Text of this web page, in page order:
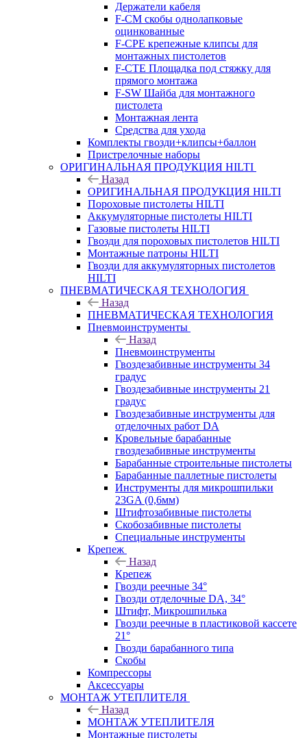
Держатели кабеля
F-CM скобы однолапковые
оцинкованные
F-CPE крепежные клипсы для
монтажных пистолетов
F-CTE Площадка под стяжку для
прямого монтажа
F-SW Шайба для монтажного
пистолета
Монтажная лента
Средства для ухода
Комплекты гвозди+клипсы+баллон
Пристрелочные наборы
ОРИГИНАЛЬНАЯ ПРОДУКЦИЯ HILTI
Назад
ОРИГИНАЛЬНАЯ ПРОДУКЦИЯ HILTI
Пороховые пистолеты HILTI
Аккумуляторные пистолеты HILTI
Газовые пистолеты HILTI
Гвозди для пороховых пистолетов HILTI
Монтажные патроны HILTI
Гвозди для аккумуляторных пистолетов
HILTI
ПНЕВМАТИЧЕСКАЯ ТЕХНОЛОГИЯ
Назад
ПНЕВМАТИЧЕСКАЯ ТЕХНОЛОГИЯ
Пневмоинструменты
Назад
Пневмоинструменты
Гвоздезабивные инструменты 34
градус
Гвоздезабивные инструменты 21
градус
Гвоздезабивные инструменты для
отделочных работ DA
Кровельные барабанные
гвоздезабивные инструменты
Барабанные строительные пистолеты
Барабанные паллетные пистолеты
Инструменты для микрошпильки
23GA (0,6мм)
Штифтозабивные пистолеты
Скобозабивные пистолеты
Специальные инструменты
Крепеж
Назад
Крепеж
Гвозди реечные 34°
Гвозди отделочные DA, 34°
Штифт, Микрошпилька
Гвозди реечные в пластиковой кассете
21°
Гвозди барабанного типа
Скобы
Компрессоры
Аксессуары
МОНТАЖ УТЕПЛИТЕЛЯ
Назад
МОНТАЖ УТЕПЛИТЕЛЯ
Монтажные пистолеты